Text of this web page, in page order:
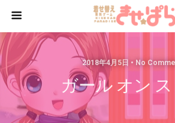
2018年4月5日 • No
ガール オン